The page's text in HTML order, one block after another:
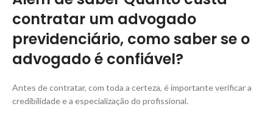
contratar um advogado
previdenciário, como saber se o
advogado é confiável?
Antes de contratar, com toda a certeza, é importante verificar a
credibilidade e a especialização do profissional.